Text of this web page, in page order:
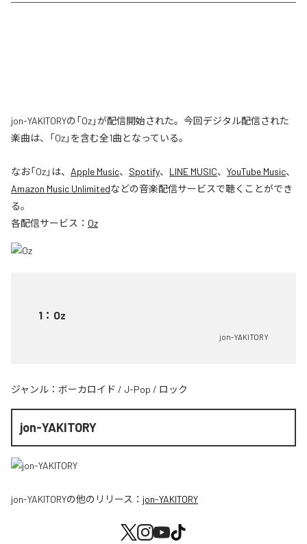
jon-YAKITORYの「Oz」が配信開始された。今回デジタル配信された
楽曲は、「Oz」を含む全1曲となっている。
なお「Oz」は、 Apple Music、 Spotify、 LINE MUSIC、 YouTube Music、
Amazon Music Unlimitedなどの音楽配信サービスで聴くことができ
る。
各配信サービス： Oz
1 ： Oz
jon-YAKITORY
ジャンル： ボーカロイド / J-Pop / ロック
jon-YAKITORY
jon-YAKITORYの他のリリース： jon-YAKITORY